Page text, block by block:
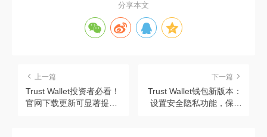
分享本文
上一篇
Trust Wallet投资者必看！
官网下载更新可显著提升
下一篇
Trust Wallet钱包新版本：
设置安全隐私功能，保障